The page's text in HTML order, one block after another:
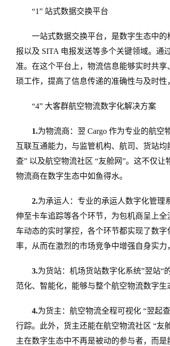
“1” 站式数据交换平台
一站式数据交换平台，是数字生态中
报以及 SITA 电报发送等多个关键领域。通
准。在这个平台上，物流信息能够实时共
琐工作，提高了信息传递的准确性与及时
“4” 大客群航空物流数字化解决方案
1.为物流商：翌 Cargo 作为专业的航
互联互通能力，与监管机构、航司、货站
查” 以及航空物流社区 “友舱网”。这不仅
物流商在数字生态中如鱼得水。
2.为承运人：专业的承运人数字化管理
伸至卡车追踪等各个环节，为包机商呈上
车动态的实时掌控，各个环节都实现了数
率，从而在激烈的市场竞争中增强自身实力
3.为货站：机场货站数字化系统”翌站
范化、智能化，能够与整个航空物流数字
4.为货主：航空物流全程可视化 “翌起
行踪。此外，货主还能在航空物流社区 “友
主在数字生态中不再是被动的参与者，而是